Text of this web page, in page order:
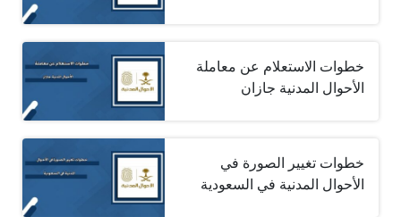
خطوات الاستعلام عن معاملة
الأحوال المدنية جازان
خطوات تغيير الصورة في
الأحوال المدنية في السعودية